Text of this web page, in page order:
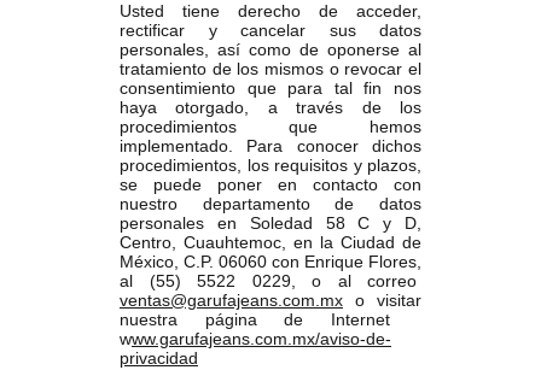
Usted tiene derecho de acceder,
rectificar y cancelar sus datos
personales, así como de oponerse al
tratamiento de los mismos o revocar el
consentimiento que para tal fin nos
haya otorgado, a través de los
procedimientos que hemos
implementado. Para conocer dichos
procedimientos, los requisitos y plazos,
se puede poner en contacto con
nuestro departamento de datos
personales en Soledad 58 C y D,
Centro, Cuauhtemoc, en la Ciudad de
México, C.P. 06060 con Enrique Flores,
al (55) 5522 0229, o al correo
ventas@garufajeans.com.mx o visitar
nuestra página de Internet
www.garufajeans.com.mx/aviso-de-
privacidad